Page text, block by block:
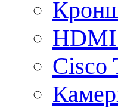
HDMI
Cisco